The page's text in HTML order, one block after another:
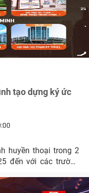
tạo dựng ký ức
huyền thoại trong 2
đến với các trường